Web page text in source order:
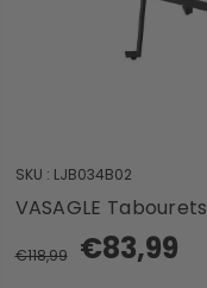
SKU : LJB034B02
VASAGLE
€118,99 €83,99